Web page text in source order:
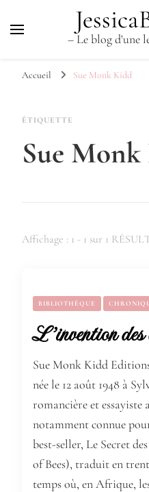
– Le blog d'une
Accueil Sue Monk Kidd
ÉTIQUETTE
Sue
Affichage : 1 - 1 sur 1
BIBLIOTHÈQUE
L’invention
Sue Monk Kidd
née le 12 août 1948 à
romancière et essayiste
notamment connue
best-seller, Le Secret
of Bees), traduit en
temps où, en Afrique,